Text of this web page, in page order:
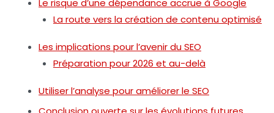
Le risque d’une dépendance accrue à Google
La route vers la création de contenu optimisé
Les implications pour l’avenir du SEO
Préparation pour 2026 et au-delà
Utiliser l’analyse pour améliorer le SEO